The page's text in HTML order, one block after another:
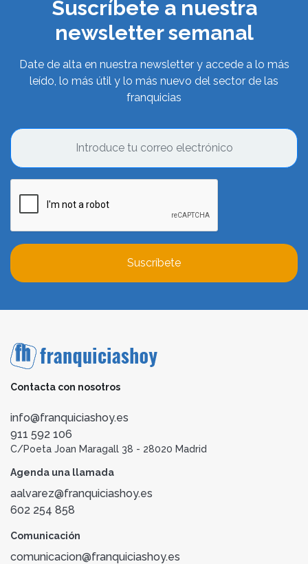
Suscríbete a nuestra
newsletter semanal
Date de alta en nuestra newsletter y accede a lo más
leído, lo más útil y lo más nuevo del sector de las
franquicias
Suscríbete
Contacta con nosotros
info@franquiciashoy.es
911 592 106
C/Poeta Joan Maragall 38 - 28020 Madrid
Agenda una llamada
aalvarez@franquiciashoy.es
602 254 858
Comunicación
comunicacion@franquiciashoy.es